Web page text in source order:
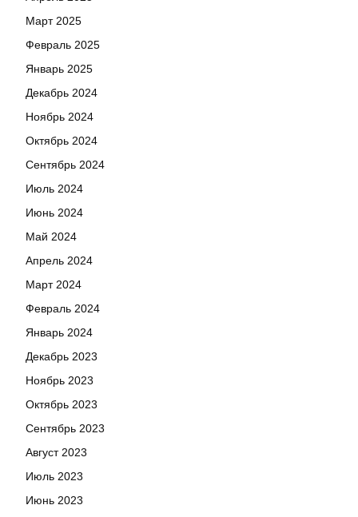
Март 2025
Февраль 2025
Январь 2025
Декабрь 2024
Ноябрь 2024
Октябрь 2024
Сентябрь 2024
Июль 2024
Июнь 2024
Май 2024
Апрель 2024
Март 2024
Февраль 2024
Январь 2024
Декабрь 2023
Ноябрь 2023
Октябрь 2023
Сентябрь 2023
Август 2023
Июль 2023
Июнь 2023